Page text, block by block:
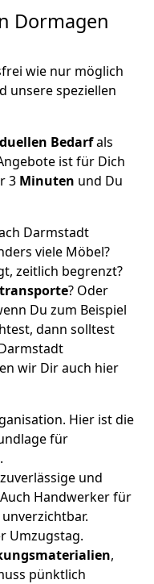
Dormagen
wie nur möglich
unsere speziellen
Bedarfals
ist für Dich
3 Minuten und Du
Darmstadt
viele Möbel?
zeitlich begrenzt?
? Oder
Du zum Beispiel
dann solltest
wir Dir auch hier
Hier ist die
für
und
Handwerker für
Umzugstag.
,
pünktlich